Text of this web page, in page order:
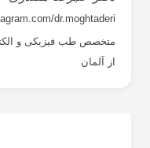
dr.moghtaderi
متخصص طب فیزیکی و
از آلمان